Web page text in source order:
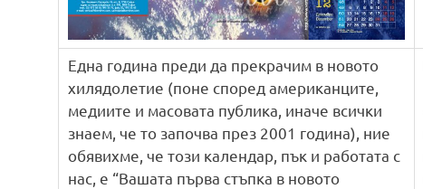
Една година преди да прекрачим в новото
хилядолетие (поне според американците,
медиите и масовата публика, иначе всички
знаем, че то започва през 2001 година), ние
обявихме, че този календар, пък и работата с
нас, е “Вашата първа стъпка в новото